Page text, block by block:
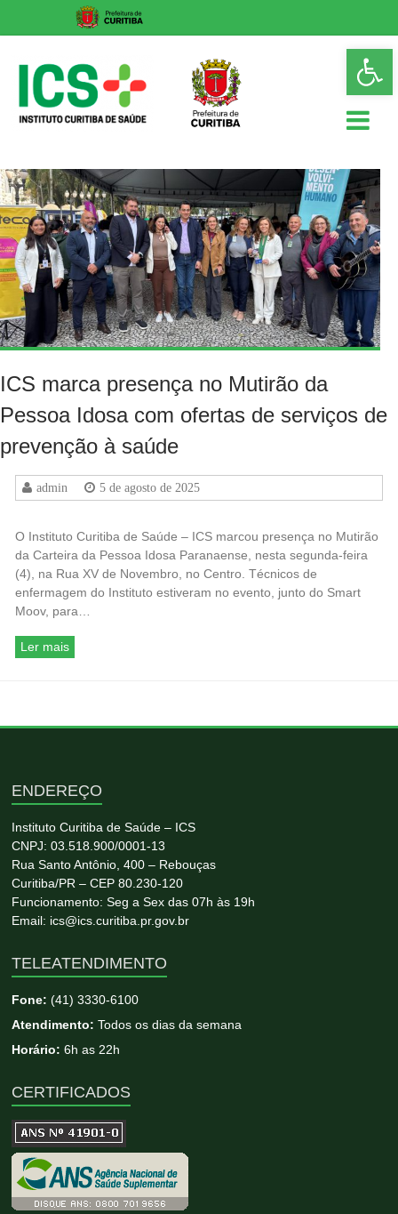
content
ICS
Instituto
Curitiba
de
Saúde
ICS marca presença no Mutirão da
Pessoa Idosa com ofertas de serviços de
prevenção à saúde
admin 5 de agosto de 2025
O Instituto Curitiba de Saúde – ICS marcou presença no Mutirão
da Carteira da Pessoa Idosa Paranaense, nesta segunda-feira
(4), na Rua XV de Novembro, no Centro. Técnicos de
enfermagem do Instituto estiveram no evento, junto do Smart
Moov, para…
Ler mais
ENDEREÇO
Instituto Curitiba de Saúde – ICS
CNPJ: 03.518.900/0001-13
Rua Santo Antônio, 400 – Rebouças
Curitiba/PR – CEP 80.230-120
Funcionamento: Seg a Sex das 07h às 19h
Email: ics@ics.curitiba.pr.gov.br
TELEATENDIMENTO
Fone:(41) 3330-6100
Atendimento: Todos os dias da semana
Horário: 6h as 22h
CERTIFICADOS